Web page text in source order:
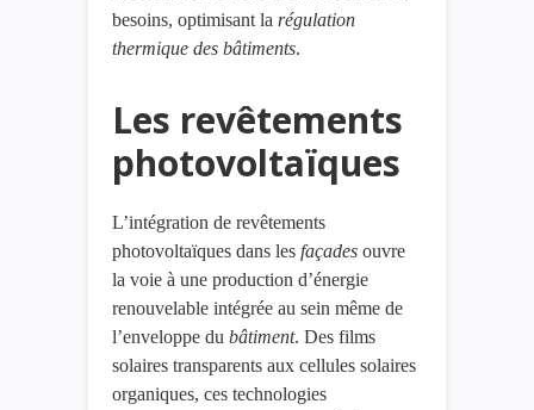
besoins, optimisant la régulation
thermique des bâtiments.
Les revêtements
photovoltaïques
L’intégration de revêtements
photovoltaïques dans les façades ouvre
la voie à une production d’énergie
renouvelable intégrée au sein même de
l’enveloppe du bâtiment. Des films
solaires transparents aux cellules solaires
organiques, ces technologies